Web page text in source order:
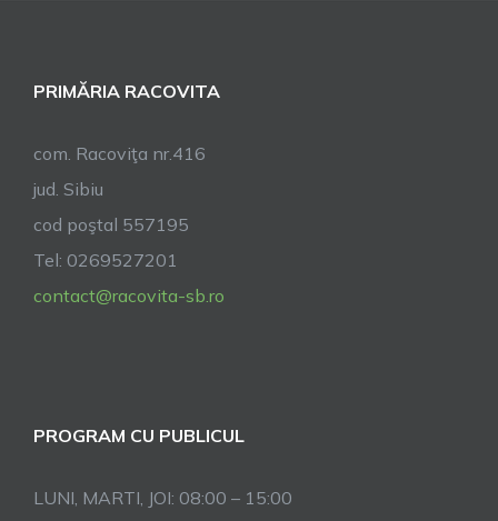
PRIMĂRIA RACOVITA
com. Racoviţa nr.416
jud. Sibiu
cod poştal 557195
Tel: 0269527201
contact@racovita-sb.ro
PROGRAM CU PUBLICUL
LUNI, MARTI, JOI: 08:00 – 15:00